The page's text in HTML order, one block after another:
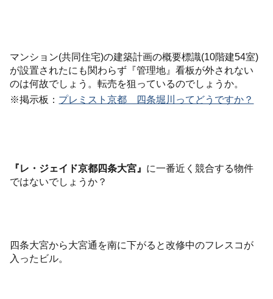
マンション(共同住宅)の建築計画の概要標識(10階建54室)
が設置されたにも関わらず『管理地』看板が外されない
のは何故でしょう。転売を狙っているのでしょうか。
※掲示板： プレミスト京都 四条堀川ってどうですか？
『レ・ジェイド京都四条大宮』 に一番近く競合する物件
ではないでしょうか？
四条大宮から大宮通を南に下がると改修中のフレスコが
入ったビル。